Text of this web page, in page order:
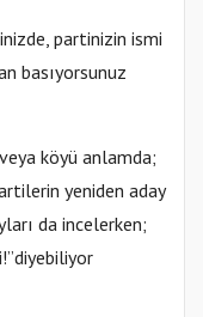
partinizin ismi
basıyorsunuz
köyü anlamda;
yeniden aday
da incelerken;